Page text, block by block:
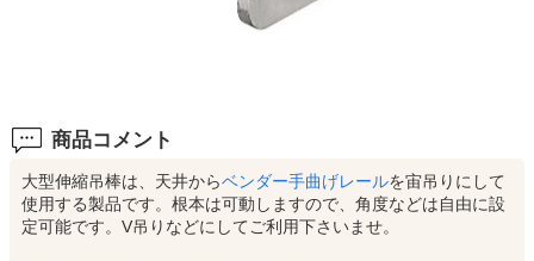
商品コメント
大型伸縮吊棒は、天井からベンダー手曲げレールを宙吊りにして
使用する製品です。根本は可動しますので、角度などは自由に設
定可能です。V吊りなどにしてご利用下さいませ。